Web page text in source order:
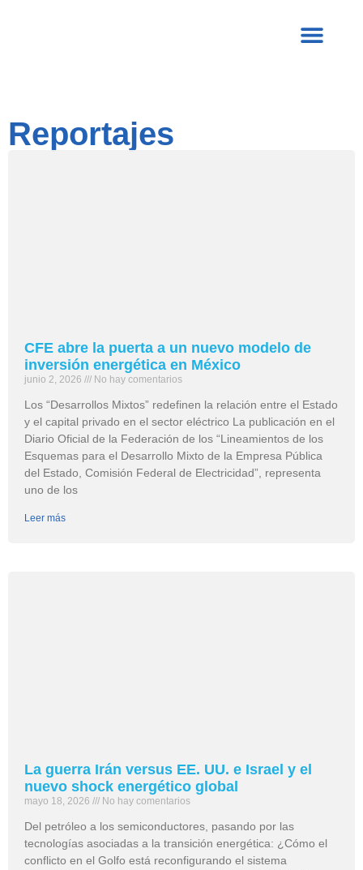
Reportajes
CFE abre la puerta a un nuevo modelo de
inversión energética en México
junio 2, 2026 No hay comentarios
Los “Desarrollos Mixtos” redefinen la relación entre el Estado
y el capital privado en el sector eléctrico La publicación en el
Diario Oficial de la Federación de los “Lineamientos de los
Esquemas para el Desarrollo Mixto de la Empresa Pública
del Estado, Comisión Federal de Electricidad”, representa
uno de los
Leer más
La guerra Irán versus EE. UU. e Israel y el
nuevo shock energético global
mayo 18, 2026 No hay comentarios
Del petróleo a los semiconductores, pasando por las
tecnologías asociadas a la transición energética: ¿Cómo el
conflicto en el Golfo está reconfigurando el sistema